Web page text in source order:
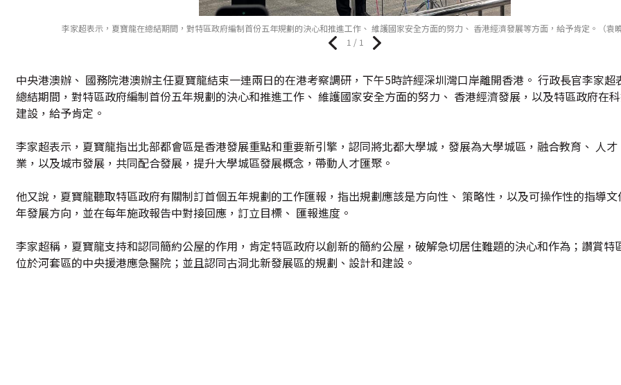
李家超表示，夏寶龍在總結期間，對特區政府編制首份五年規劃的決心和推進工作、 維護國家安全方面的努力、 香港經濟發展等方面，給予肯定。（袁曉
1 / 1
中央港澳辦、 國務院港澳辦主任夏寶龍結束一連兩日的在港考察調研，下午5時許經深圳灣口岸離開香港。 行政長官李家超
總結期間，對特區政府編制首份五年規劃的決心和推進工作、 維護國家安全方面的努力、 香港經濟發展，以及特區政府在
建設，給予肯定。
李家超表示，夏寶龍指出北部都會區是香港發展重點和重要新引擎，認同將北都大學城，發展為大學城區，融合教育、 人
業，以及城市發展，共同配合發展，提升大學城區發展概念，帶動人才匯聚。
他又說，夏寶龍聽取特區政府有關制訂首個五年規劃的工作匯報，指出規劃應該是方向性、 策略性，以及可操作性的指導
年發展方向，並在每年施政報告中對接回應，訂立目標、 匯報進度。
李家超稱，夏寶龍支持和認同簡約公屋的作用，肯定特區政府以創新的簡約公屋，破解急切居住難題的決心和作為；讚賞特
位於河套區的中央援港應急醫院；並且認同古洞北新發展區的規劃、設計和建設。